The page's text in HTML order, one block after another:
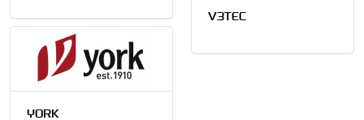
V3TEC
YORK